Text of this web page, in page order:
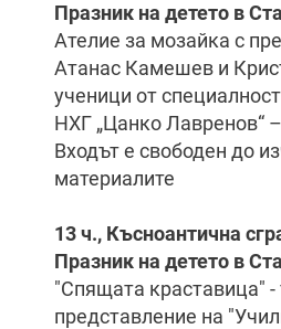
Празник на детето в
Ателие за мозайка с
Атанас Камешев и
ученици от
НХГ „Цанко Лавренов“
Входът е свободен до
материалите
13 ч., Късноантична
Празник на детето в
"Спящата краставица" -
представление на